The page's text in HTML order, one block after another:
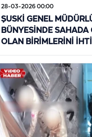
28-03-2026 00:00
ŞUSKİ GENEL
BÜNYESİNDE
OLAN BİRİMLERİNİ
ALETLERİ VE
İŞİ